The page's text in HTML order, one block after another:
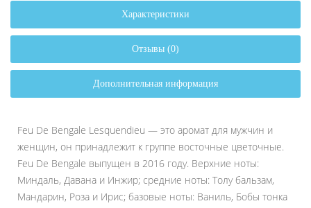
Характеристики
Отзывы (0)
Дополнительная информация
Feu De Bengale Lesquendieu — это аромат для мужчин и
женщин, он принадлежит к группе восточные цветочные.
Feu De Bengale выпущен в 2016 году. Верхние ноты:
Миндаль, Давана и Инжир; средние ноты: Толу бальзам,
Мандарин, Роза и Ирис; базовые ноты: Ваниль, Бобы тонка